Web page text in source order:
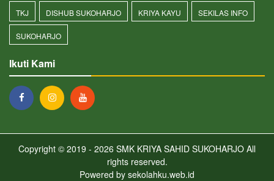
TKJ DISHUB SUKOHARJO KRIYA KAYU SEKILAS INFO
SUKOHARJO
Ikuti Kami
Copyright © 2019 - 2026 SMK KRIYA SAHID SUKOHARJO All
rights reserved.
Powered by sekolahku.web.id